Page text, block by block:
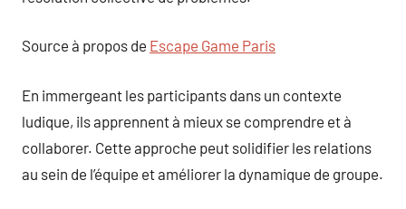
Source à propos de Escape Game Paris
En immergeant les participants dans un contexte
ludique, ils apprennent à mieux se comprendre et à
collaborer. Cette approche peut solidifier les relations
au sein de l’équipe et améliorer la dynamique de groupe.